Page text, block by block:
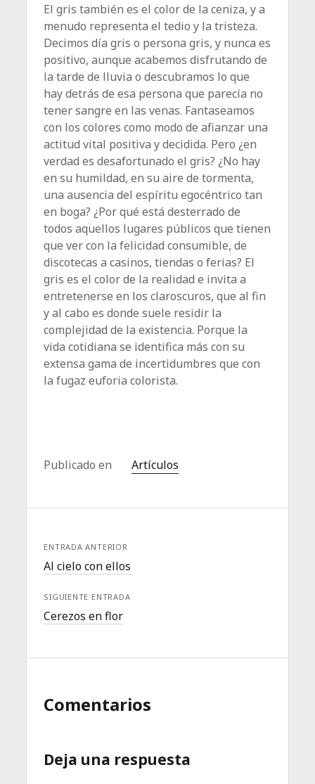
El gris también es el color de la ceniza, y a
menudo representa el tedio y la tristeza.
Decimos día gris o persona gris, y nunca es
positivo, aunque acabemos disfrutando de
la tarde de lluvia o descubramos lo que
hay detrás de esa persona que parecía no
tener sangre en las venas. Fantaseamos
con los colores como modo de afianzar una
actitud vital positiva y decidida. Pero ¿en
verdad es desafortunado el gris? ¿No hay
en su humildad, en su aire de tormenta,
una ausencia del espíritu egocéntrico tan
en boga? ¿Por qué está desterrado de
todos aquellos lugares públicos que tienen
que ver con la felicidad consumible, de
discotecas a casinos, tiendas o ferias? El
gris es el color de la realidad e invita a
entretenerse en los claroscuros, que al fin
y al cabo es donde suele residir la
complejidad de la existencia. Porque la
vida cotidiana se identifica más con su
extensa gama de incertidumbres que con
la fugaz euforia colorista.
Publicado en Artículos
ENTRADA ANTERIOR
Al cielo con ellos
SIGUIENTE ENTRADA
Cerezos en flor
Comentarios
Deja una respuesta